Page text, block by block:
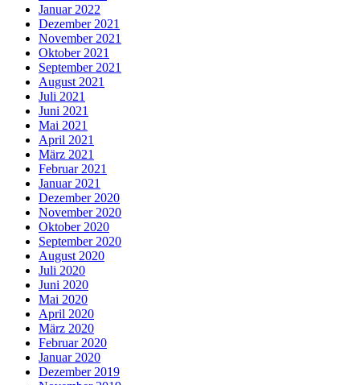
Januar 2022
Dezember 2021
November 2021
Oktober 2021
September 2021
August 2021
Juli 2021
Juni 2021
Mai 2021
April 2021
März 2021
Februar 2021
Januar 2021
Dezember 2020
November 2020
Oktober 2020
September 2020
August 2020
Juli 2020
Juni 2020
Mai 2020
April 2020
März 2020
Februar 2020
Januar 2020
Dezember 2019